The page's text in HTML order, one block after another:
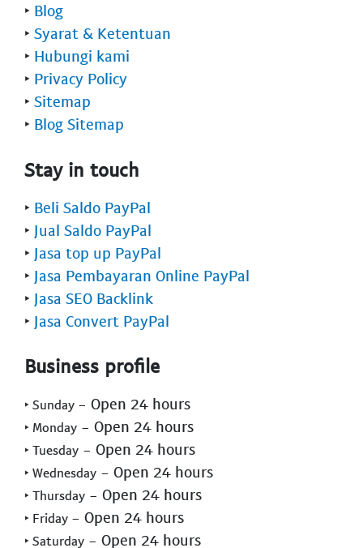
‣ Blog
‣ Syarat & Ketentuan
‣ Hubungi kami
‣ Privacy Policy
‣ Sitemap
‣ Blog Sitemap
Stay in touch
‣ Beli Saldo PayPal
‣ Jual Saldo PayPal
‣ Jasa top up PayPal
‣ Jasa Pembayaran Online PayPal
‣ Jasa SEO Backlink
‣ Jasa Convert PayPal
Business profile
‣ Sunday - Open 24 hours
‣ Monday - Open 24 hours
‣ Tuesday - Open 24 hours
‣ Wednesday - Open 24 hours
‣ Thursday - Open 24 hours
‣ Friday - Open 24 hours
‣ Saturday - Open 24 hours